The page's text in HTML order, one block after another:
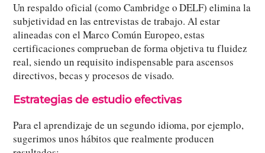
Un respaldo oficial (como Cambridge o DELF) elimina la
subjetividad en las entrevistas de trabajo. Al estar
alineadas con el Marco Común Europeo, estas
certificaciones comprueban de forma objetiva tu fluidez
real, siendo un requisito indispensable para ascensos
directivos, becas y procesos de visado.
Estrategias de estudio efectivas
Para el aprendizaje de un segundo idioma, por ejemplo,
sugerimos unos hábitos que realmente producen